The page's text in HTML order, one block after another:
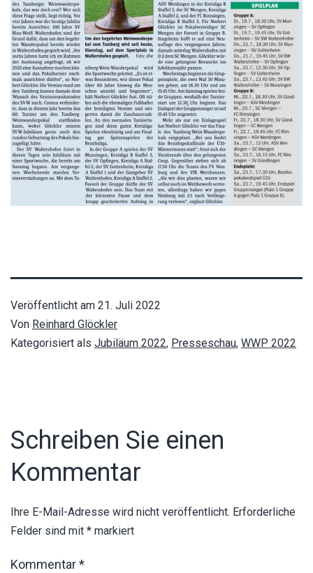
Veröffentlicht am 21. Juli 2022
Von Reinhard Glöckler
Kategorisiert als Jubiläum 2022, Presseschau, WWP 2022
Schreiben Sie einen
Kommentar
Ihre E-Mail-Adresse wird nicht veröffentlicht. Erforderliche
Felder sind mit * markiert
Kommentar*